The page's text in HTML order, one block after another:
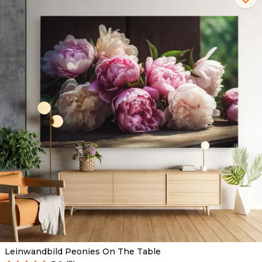
Leinwandbild Peonies On The Table